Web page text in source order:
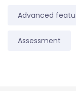
Advanced
Assessment